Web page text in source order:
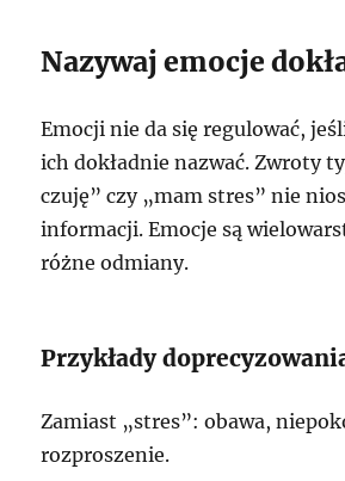
Nazywaj emocje
Emocji nie da się regulować,
ich dokładnie nazwać. Zwroty
czuję” czy „mam stres” nie
informacji. Emocje są
różne odmiany.
Przykłady
Zamiast „stres”: obawa,
rozproszenie.